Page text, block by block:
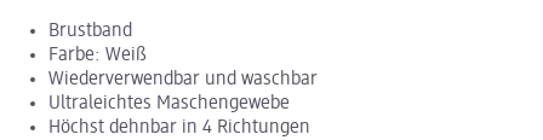
Brustband
Farbe: Weiß
Wiederverwendbar und waschbar
Ultraleichtes Maschengewebe
Höchst dehnbar in 4 Richtungen